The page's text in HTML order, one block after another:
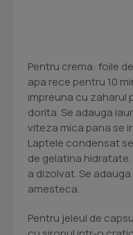
Pentru crema: foile
apa rece pentru 10
impreuna cu
dorita. Se adauga
viteza mica pana se
Laptele condensat
de gelatina
a dizolvat. Se
amesteca.
Pentru jeleul de